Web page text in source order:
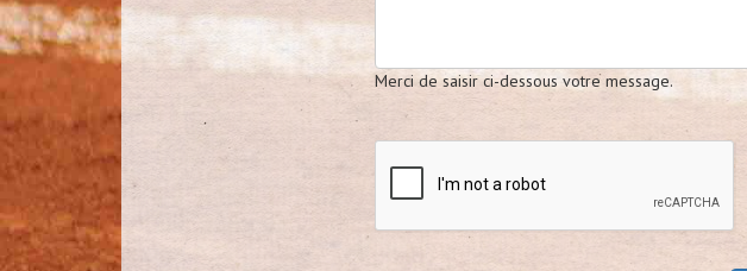
Merci de saisir ci-dessous votre message.